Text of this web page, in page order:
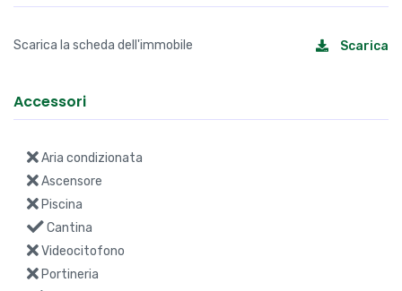
Scarica la scheda dell'immobile Scarica
Accessori
Aria condizionata
Ascensore
Piscina
Cantina
Videocitofono
Portineria